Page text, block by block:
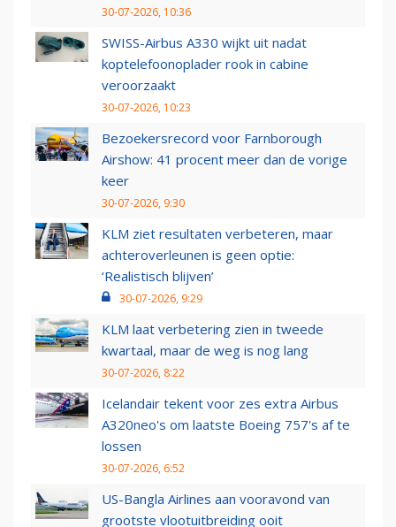
30-07-2026, 10:36
SWISS-Airbus A330 wijkt uit nadat
koptelefoonoplader rook in cabine
veroorzaakt
30-07-2026, 10:23
Bezoekersrecord voor Farnborough
Airshow: 41 procent meer dan de vorige
keer
30-07-2026, 9:30
KLM ziet resultaten verbeteren, maar
achteroverleunen is geen optie:
‘Realistisch blijven’
30-07-2026, 9:29
KLM laat verbetering zien in tweede
kwartaal, maar de weg is nog lang
30-07-2026, 8:22
Icelandair tekent voor zes extra Airbus
A320neo's om laatste Boeing 757's af te
lossen
30-07-2026, 6:52
US-Bangla Airlines aan vooravond van
grootste vlootuitbreiding ooit